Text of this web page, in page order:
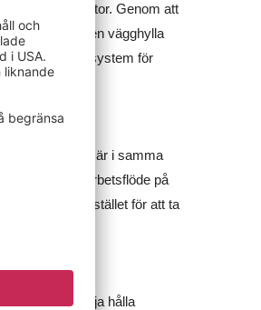
ytor. Genom att
golvet. Med en vägghylla
Byggbara hyllsystem för
papper också är i samma
ett smidigt arbetsflöde på
Så istället för att ta
behöver?
dags att börja hålla